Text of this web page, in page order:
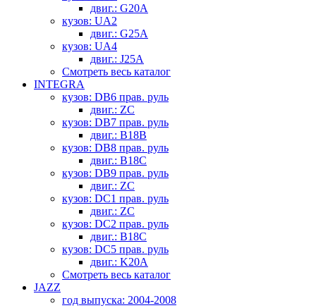
двиг.: G20A
кузов: UA2
двиг.: G25A
кузов: UA4
двиг.: J25A
Смотреть весь каталог
INTEGRA
кузов: DB6 прав. руль
двиг.: ZC
кузов: DB7 прав. руль
двиг.: B18B
кузов: DB8 прав. руль
двиг.: B18C
кузов: DB9 прав. руль
двиг.: ZC
кузов: DC1 прав. руль
двиг.: ZC
кузов: DC2 прав. руль
двиг.: B18C
кузов: DC5 прав. руль
двиг.: K20A
Смотреть весь каталог
JAZZ
год выпуска: 2004-2008